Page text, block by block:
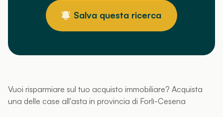
Salva questa ricerca
Vuoi risparmiare sul tuo acquisto immobiliare? Acquista
una delle case all'asta in provincia di Forlì-Cesena